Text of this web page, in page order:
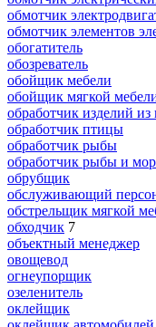
обмотчик
обмотчик элементов
обогатитель
обозреватель
обойщик мебели
обойщик мягкой
обработчик изделий из
обработчик птицы
обработчик рыбы
обработчик рыбы и
обрубщик
обслуживающий
обстрельщик мягкой
обходчик 7
объектный менеджер
овощевод
огнеупорщик
озеленитель
оклейщик